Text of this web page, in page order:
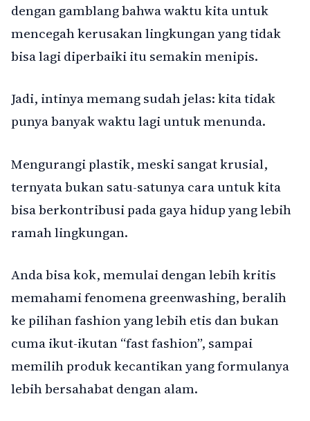
dengan gamblang bahwa waktu kita untuk
mencegah kerusakan lingkungan yang tidak
bisa lagi diperbaiki itu semakin menipis.
Jadi, intinya memang sudah jelas: kita tidak
punya banyak waktu lagi untuk menunda.
Mengurangi plastik, meski sangat krusial,
ternyata bukan satu-satunya cara untuk kita
bisa berkontribusi pada gaya hidup yang lebih
ramah lingkungan.
Anda bisa kok, memulai dengan lebih kritis
memahami fenomena greenwashing, beralih
ke pilihan fashion yang lebih etis dan bukan
cuma ikut-ikutan “fast fashion”, sampai
memilih produk kecantikan yang formulanya
lebih bersahabat dengan alam.